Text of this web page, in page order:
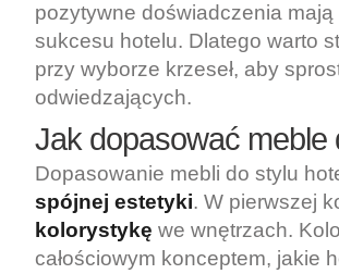
pozytywne doświadczenia
sukcesu hotelu. Dlatego warto
przy wyborze krzeseł, aby
odwiedzających.
Jak dopasować meble
Dopasowanie mebli do stylu
spójnej estetyki. W pierwszej
kolorystykę we wnętrzach.
całościowym konceptem, jakie